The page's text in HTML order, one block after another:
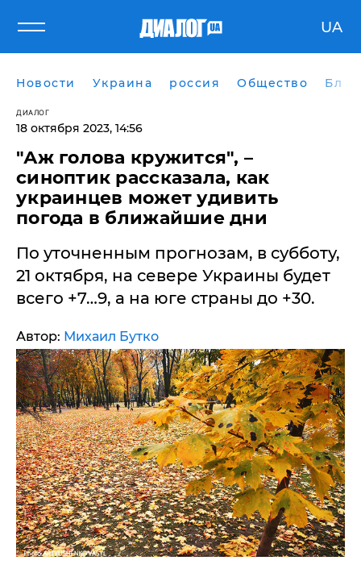
UA
Новости Украина россия Общество
ДИАЛОГ
18 октября 2023, 14:56
"Аж голова кружится", –
синоптик рассказала, как
украинцев может удивить
погода в ближайшие дни
По уточненным прогнозам, в субботу,
21 октября, на севере Украины будет
всего +7…9, а на юге страны до +30.
Автор: Михаил Бутко